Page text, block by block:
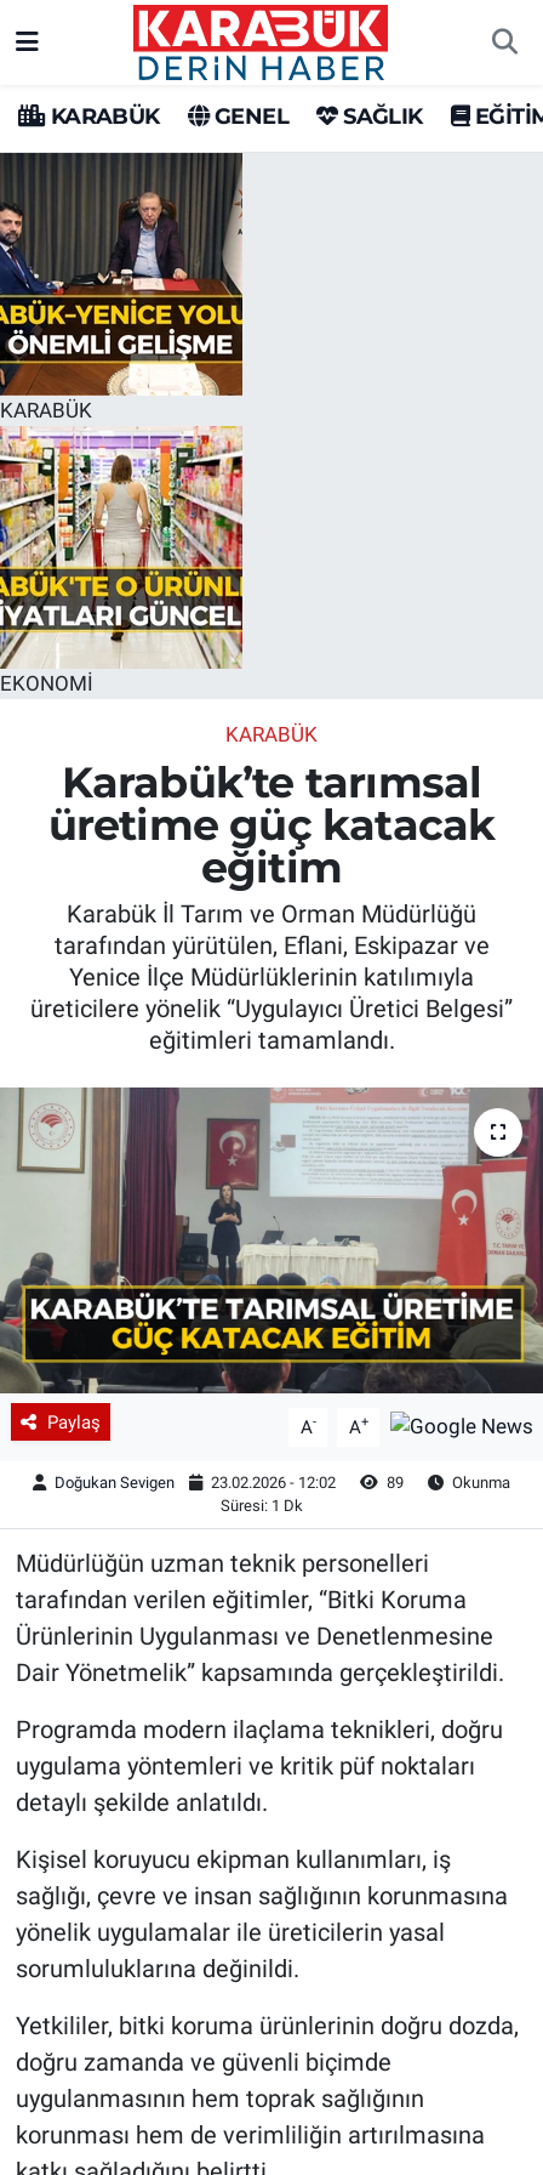
KARABÜK GENEL SAĞLIK
KARABÜK
EKONOMİ
KARABÜK
Karabük’te tarımsal
üretime güç katacak
eğitim
Karabük İl Tarım ve Orman Müdürlüğü
tarafından yürütülen, Eflani, Eskipazar ve
Yenice İlçe Müdürlüklerinin katılımıyla
üreticilere yönelik “Uygulayıcı Üretici Belgesi”
eğitimleri tamamlandı.
Paylaş A- A+
Doğukan Sevigen 23.02.2026 - 12:02 89
Okunma
Süresi: 1 Dk
Müdürlüğün uzman teknik personelleri
tarafından verilen eğitimler, “Bitki Koruma
Ürünlerinin Uygulanması ve Denetlenmesine
Dair Yönetmelik” kapsamında gerçekleştirildi.
Programda modern ilaçlama teknikleri, doğru
uygulama yöntemleri ve kritik püf noktaları
detaylı şekilde anlatıldı.
Kişisel koruyucu ekipman kullanımları, iş
sağlığı, çevre ve insan sağlığının korunmasına
yönelik uygulamalar ile üreticilerin yasal
sorumluluklarına değinildi.
Yetkililer, bitki koruma ürünlerinin doğru dozda,
doğru zamanda ve güvenli biçimde
uygulanmasının hem toprak sağlığının
korunması hem de verimliliğin artırılmasına
Karabük Hava Durumu
Karabük Trafik Yoğunluk Haritası
Süper Lig Puan Durumu ve Fikstür
Tüm Manşetler
Son Dakika Haberleri
Haber Arşivi